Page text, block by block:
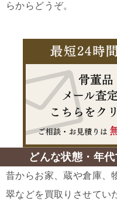
らからどうぞ。
どんな状態・年
昔からお家、蔵や倉庫、
翠などを買取りさせてい